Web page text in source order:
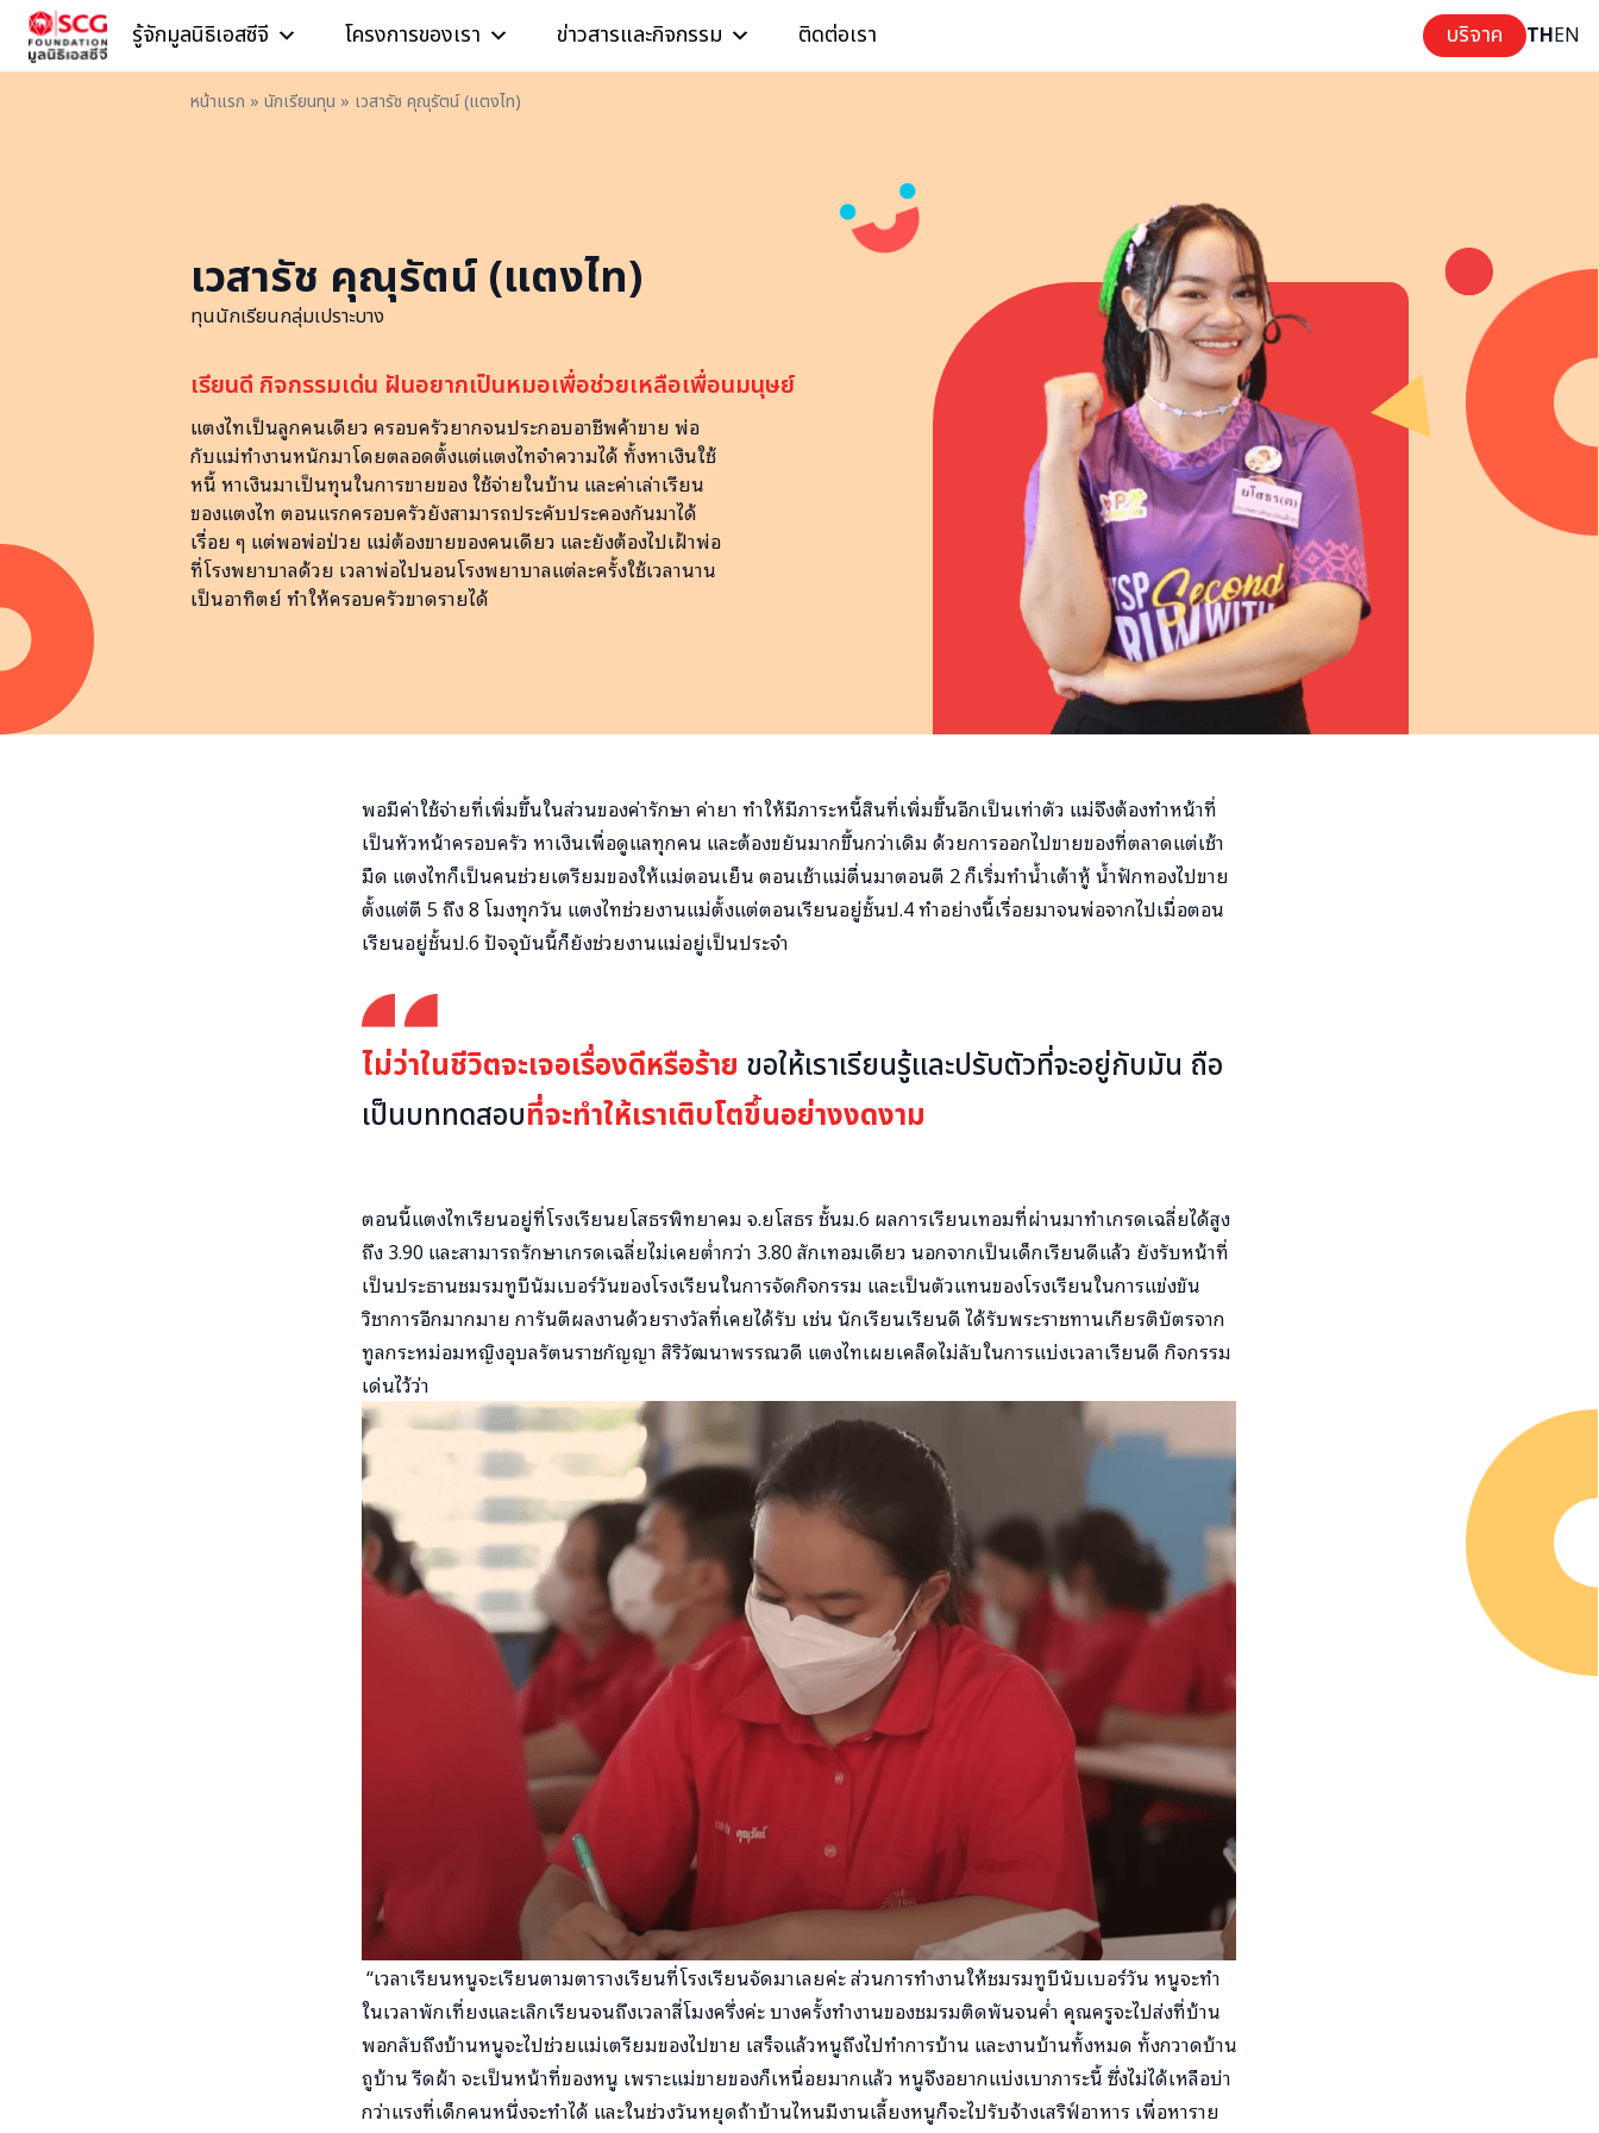
Skip to content
รู้จักมูลนิธิเอสซีจี โครงการของเรา ข่าวสารและกิจกรรม ติดต่อเรา บริจาค THEN
หน้าแรก » นักเรียนทุน » เวสารัช คุณุรัตน์ (แตงไท)
เวสารัช คุณุรัตน์ (แตงไท)
ทุนนักเรียนกลุ่มเปราะบาง
เรียนดี กิจกรรมเด่น ฝันอยากเป็นหมอเพื่อช่วยเหลือเพื่อนมนุษย์
แตงไทเป็นลูกคนเดียว ครอบครัวยากจนประกอบอาชีพค้าขาย พ่อ
กับแม่ทำงานหนักมาโดยตลอดตั้งแต่แตงไทจำความได้ ทั้งหาเงินใช้
หนี้ หาเงินมาเป็นทุนในการขายของ ใช้จ่ายในบ้าน และค่าเล่าเรียน
ของแตงไท ตอนแรกครอบครัวยังสามารถประคับประคองกันมาได้
เรื่อย ๆ แต่พอพ่อป่วย แม่ต้องขายของคนเดียว และยังต้องไปเฝ้าพ่อ
ที่โรงพยาบาลด้วย เวลาพ่อไปนอนโรงพยาบาลแต่ละครั้งใช้เวลานาน
เป็นอาทิตย์ ทำให้ครอบครัวขาดรายได้
พอมีค่าใช้จ่ายที่เพิ่มขึ้นในส่วนของค่ารักษา ค่ายา ทำให้มีภาระหนี้สินที่เพิ่มขึ้นอีกเป็นเท่าตัว แม่จึงต้องทำหน้าที่
เป็นหัวหน้าครอบครัว หาเงินเพื่อดูแลทุกคน และต้องขยันมากขึ้นกว่าเดิม ด้วยการออกไปขายของที่ตลาดแต่เช้า
มืด แตงไทก็เป็นคนช่วยเตรียมของให้แม่ตอนเย็น ตอนเช้าแม่ตื่นมาตอนตี 2 ก็เริ่มทำน้ำเต้าหู้ น้ำฟักทองไปขาย
ตั้งแต่ตี 5 ถึง 8 โมงทุกวัน แตงไทช่วยงานแม่ตั้งแต่ตอนเรียนอยู่ชั้นป.4 ทำอย่างนี้เรื่อยมาจนพ่อจากไปเมื่อตอน
เรียนอยู่ชั้นป.6 ปัจจุบันนี้ก็ยังช่วยงานแม่อยู่เป็นประจำ
ไม่ว่าในชีวิตจะเจอเรื่องดีหรือร้าย ขอให้เราเรียนรู้และปรับตัวที่จะอยู่กับมัน ถือ
เป็นบททดสอบที่จะทำให้เราเติบโตขึ้นอย่างงดงาม
ตอนนี้แตงไทเรียนอยู่ที่โรงเรียนยโสธรพิทยาคม จ.ยโสธร ชั้นม.6 ผลการเรียนเทอมที่ผ่านมาทำเกรดเฉลี่ยได้สูง
ถึง 3.90 และสามารถรักษาเกรดเฉลี่ยไม่เคยต่ำกว่า 3.80 สักเทอมเดียว นอกจากเป็นเด็กเรียนดีแล้ว ยังรับหน้าที่
เป็นประธานชมรมทูบีนัมเบอร์วันของโรงเรียนในการจัดกิจกรรม และเป็นตัวแทนของโรงเรียนในการแข่งขัน
วิชาการอีกมากมาย การันตีผลงานด้วยรางวัลที่เคยได้รับ เช่น นักเรียนเรียนดี ได้รับพระราชทานเกียรติบัตรจาก
ทูลกระหม่อมหญิงอุบลรัตนราชกัญญา สิริวัฒนาพรรณวดี แตงไทเผยเคล็ดไม่ลับในการแบ่งเวลาเรียนดี กิจกรรม
เด่นไว้ว่า
“เวลาเรียนหนูจะเรียนตามตารางเรียนที่โรงเรียนจัดมาเลยค่ะ ส่วนการทำงานให้ชมรมทูบีนับเบอร์วัน หนูจะทำ
ในเวลาพักเที่ยงและเลิกเรียนจนถึงเวลาสี่โมงครึ่งค่ะ บางครั้งทำงานของชมรมติดพันจนค่ำ คุณครูจะไปส่งที่บ้าน
พอกลับถึงบ้านหนูจะไปช่วยแม่เตรียมของไปขาย เสร็จแล้วหนูถึงไปทำการบ้าน และงานบ้านทั้งหมด ทั้งกวาดบ้าน
ถูบ้าน รีดผ้า จะเป็นหน้าที่ของหนู เพราะแม่ขายของก็เหนื่อยมากแล้ว หนูจึงอยากแบ่งเบาภาระนี้ ซึ่งไม่ได้เหลือบ่า
กว่าแรงที่เด็กคนหนึ่งจะทำได้ และในช่วงวันหยุดถ้าบ้านไหนมีงานเลี้ยงหนูก็จะไปรับจ้างเสริฟ์อาหาร เพื่อหาราย